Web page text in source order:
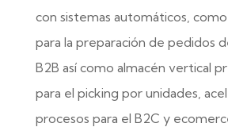
con sistemas automáticos,
para la preparación de pedidos
B2B así como almacén vertical
para el picking por unidades,
procesos para el B2C y